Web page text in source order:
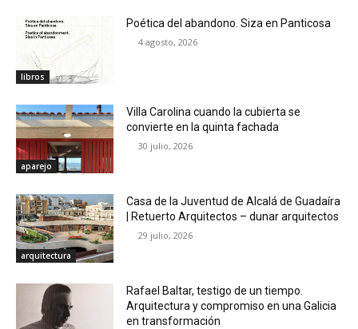
libros
Poética del abandono. Siza en Panticosa
4 agosto, 2026
aparejo
Villa Carolina cuando la cubierta se
convierte en la quinta fachada
30 julio, 2026
arquitectura
Casa de la Juventud de Alcalá de Guadaíra
| Retuerto Arquitectos – dunar arquitectos
29 julio, 2026
Rafael Baltar, testigo de un tiempo.
Arquitectura y compromiso en una Galicia
en transformación